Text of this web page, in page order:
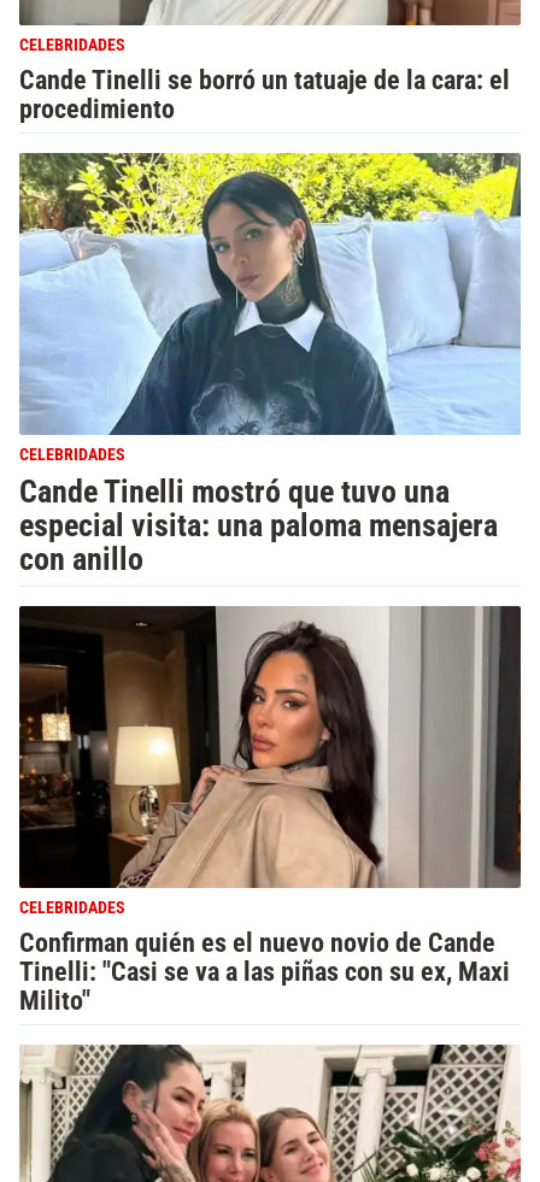
CELEBRIDADES
Cande Tinelli se borró un tatuaje de la cara: el
procedimiento
CELEBRIDADES
Cande Tinelli mostró que tuvo una
especial visita: una paloma mensajera
con anillo
CELEBRIDADES
Confirman quién es el nuevo novio de Cande
Tinelli: "Casi se va a las piñas con su ex, Maxi
Milito"